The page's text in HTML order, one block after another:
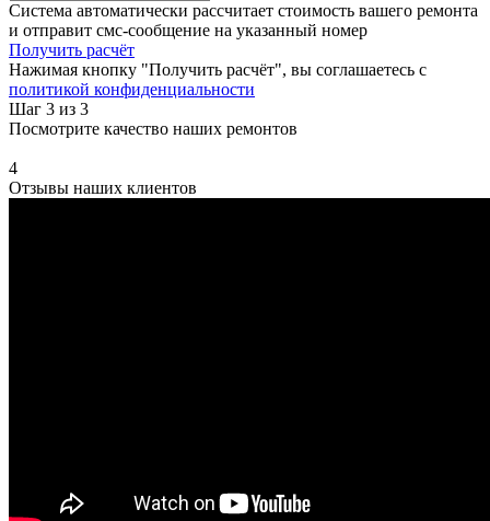
Система автоматически рассчитает стоимость вашего ремонта
и отправит смс-сообщение на указанный номер
Получить расчёт
Нажимая кнопку "Получить расчёт", вы соглашаетесь с
политикой конфиденциальности
Шаг 3 из 3
Посмотрите качество наших ремонтов
4
Отзывы наших клиентов